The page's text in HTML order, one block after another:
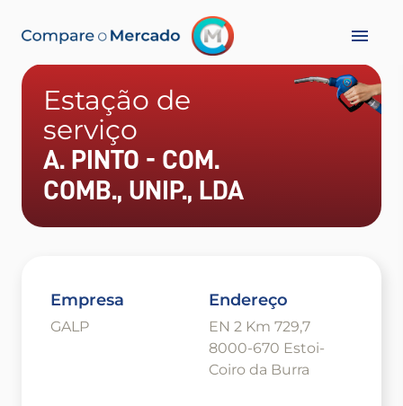
Estação de
serviço
A. PINTO - COM.
COMB., UNIP., LDA
Empresa
GALP
Endereço
EN 2 Km 729,7
8000-670 Estoi-
Coiro da Burra